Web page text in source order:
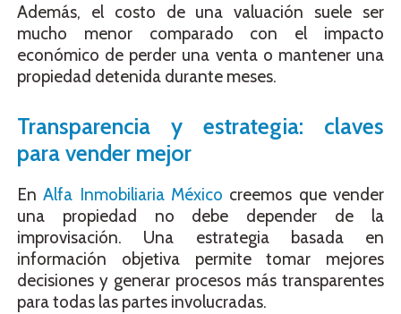
Además, el costo de una valuación suele ser
mucho menor comparado con el impacto
económico de perder una venta o mantener una
propiedad detenida durante meses.
Transparencia y estrategia: claves
para vender mejor
EnAlfa Inmobiliaria México creemos que vender
una propiedad no debe depender de la
improvisación. Una estrategia basada en
información objetiva permite tomar mejores
decisiones y generar procesos más transparentes
para todas las partes involucradas.